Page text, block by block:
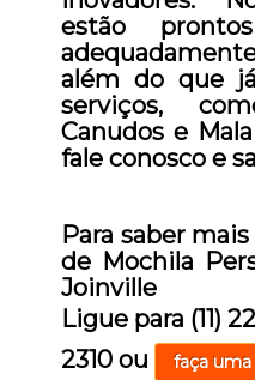
estão
além do que
serviços,
Canudos e
fale conosco e
Para saber
de Mochila
Joinville
Ligue para (11)
2310 ou faça